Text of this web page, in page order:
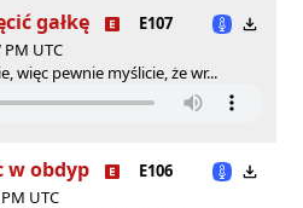
gałkę
E107
PM UTC
więc pewnie myślicie, że wr...
w obdyp
E106
UTC